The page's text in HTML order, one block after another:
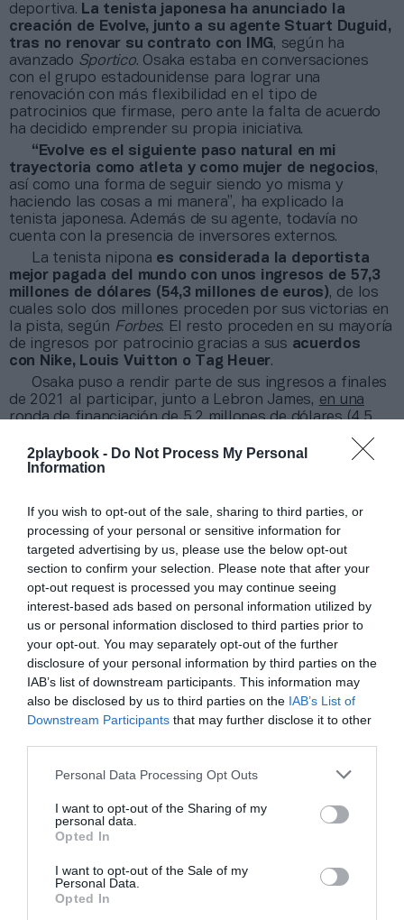
2playbook - Do Not Process My Personal
Information
If you wish to opt-out of the sale, sharing to third parties, or
processing of your personal or sensitive information for
targeted advertising by us, please use the below opt-out
section to confirm your selection. Please note that after your
opt-out request is processed you may continue seeing
interest-based ads based on personal information utilized by
us or personal information disclosed to third parties prior to
your opt-out. You may separately opt-out of the further
disclosure of your personal information by third parties on the
IAB’s list of downstream participants. This information may
also be disclosed by us to third parties on the IAB’s List of
Downstream Participants that may further disclose it to other
Personal Data Processing Opt Outs
I want to opt-out of the Sharing of my
personal data.
Opted In
I want to opt-out of the Sale of my
Personal Data.
Opted In
Índex2P
deportiva. La tenista japonesa ha anunciado la
creación de Evolve, junto a su agente Stuart Duguid,
tras no renovar su contrato con IMG, según ha
avanzado Sportico. Osaka estaba en conversaciones
con el grupo estadounidense para lograr una
renovación con más flexibilidad en el tipo de
patrocinios que firmase, pero ante la falta de acuerdo
ha decidido emprender su propia iniciativa.
“Evolve es el siguiente paso natural en mi
trayectoria como atleta y como mujer de negocios,
así como una forma de seguir siendo yo misma y
haciendo las cosas a mi manera”, ha explicado la
tenista japonesa. Además de su agente, todavía no
cuenta con la presencia de inversores externos.
La tenista nipona es considerada la deportista
mejor pagada del mundo con unos ingresos de 57,3
millones de dólares (54,3 millones de euros), de los
cuales solo dos millones proceden por sus victorias en
la pista, según Forbes. El resto proceden en su mayoría
de ingresos por patrocinio gracias a sus acuerdos
con Nike, Louis Vuitton o Tag Heuer.
Osaka puso a rendir parte de sus ingresos a finales
de 2021 al participar, junto a Lebron James, en una
ronda de financiación de 5,2 millones de dólares(4,5
tenista también participó en una ronda de inversión de
20 millones de dólares (16,8 millones de euros)
Añadir2Playbookcomo fuente preferida de Google
de forma gratuita
Mantente informado con las últimas noticias de actualidad.
ACTIVAR AHORA
Compartir
Imprimir
Publicidad